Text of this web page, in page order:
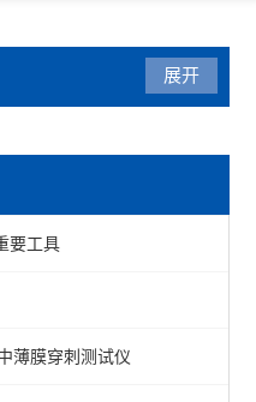
展开
要工具
薄膜穿刺测试仪